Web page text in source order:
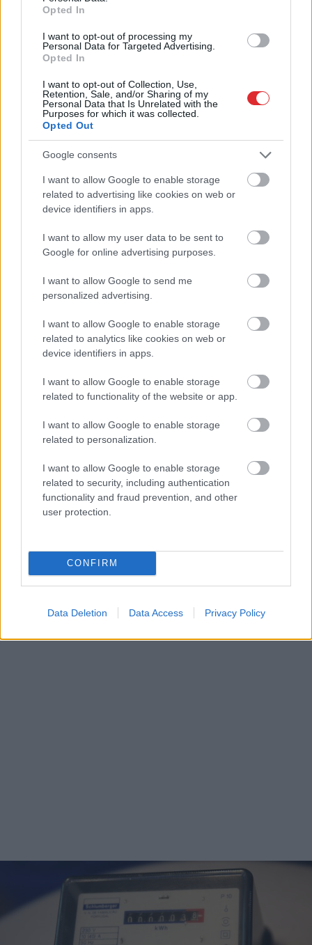
Opted In
I want to opt-out of processing my
Personal Data for Targeted Advertising.
Opted In
I want to opt-out of Collection, Use,
Retention, Sale, and/or Sharing of my
Personal Data that Is Unrelated with the
Purposes for which it was collected.
Opted Out
Google consents
I want to allow Google to enable storage
related to advertising like cookies on web or
device identifiers in apps.
I want to allow my user data to be sent to
Google for online advertising purposes.
I want to allow Google to send me
personalized advertising.
I want to allow Google to enable storage
related to analytics like cookies on web or
device identifiers in apps.
I want to allow Google to enable storage
related to functionality of the website or app.
I want to allow Google to enable storage
related to personalization.
I want to allow Google to enable storage
related to security, including authentication
functionality and fraud prevention, and other
user protection.
CONFIRM
Data Deletion Data Access Privacy Policy
atklāj, ko ekspertīzē
suņu kuņģos
superdārgu pulksteni
TESTS. Tikai cilvēki ar
laucinieka DNS spēs iegūt
80% šajā lauku gudrību
testā
“Spāņi aiz šausmām
mēmi!” Dombravas
vēstule sacēlusi vētru
Latvijā, bet ko par to
domā spāņi?
Jaunspavērsiena
Lietuvā nogalinātā
feldšera lietā: no
apcietinājuma atbrīvots
Atcelt Ziņot